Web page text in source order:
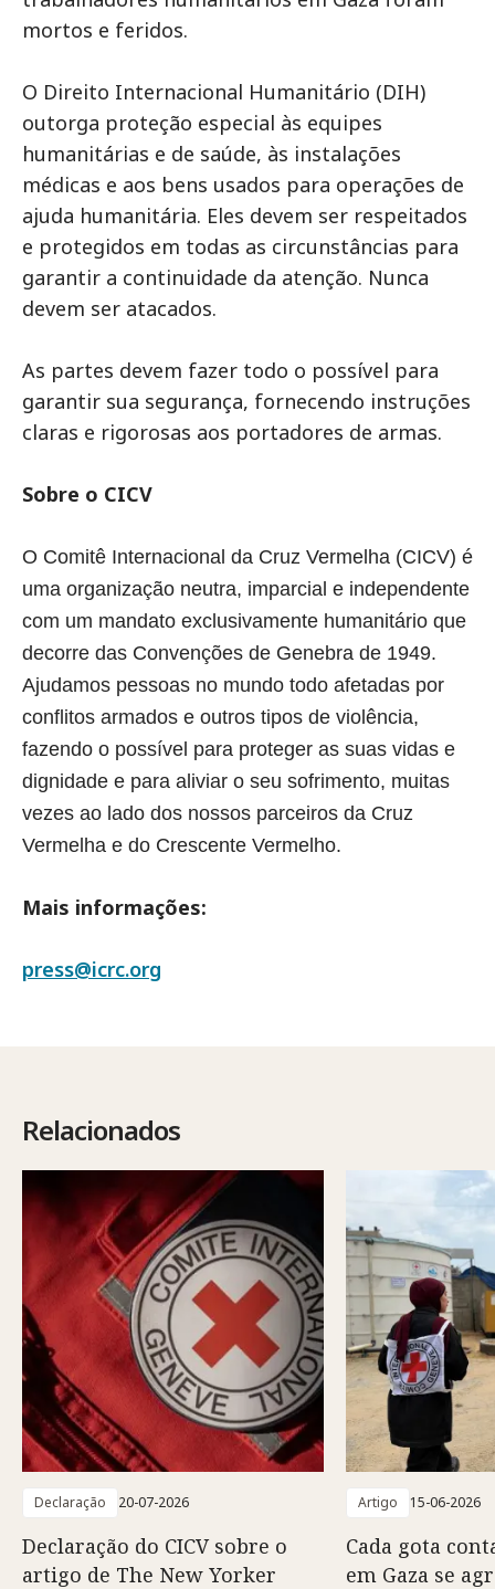
mortos e feridos.
O Direito Internacional Humanitário (DIH)
outorga proteção especial às equipes
humanitárias e de saúde, às instalações
médicas e aos bens usados para operações de
ajuda humanitária. Eles devem ser respeitados
e protegidos em todas as circunstâncias para
garantir a continuidade da atenção. Nunca
devem ser atacados.
As partes devem fazer todo o possível para
garantir sua segurança, fornecendo instruções
claras e rigorosas aos portadores de armas.
Sobre o CICV
O Comitê Internacional da Cruz Vermelha (CICV) é
uma organização neutra, imparcial e independente
com um mandato exclusivamente humanitário que
decorre das Convenções de Genebra de 1949.
Ajudamos pessoas no mundo todo afetadas por
conflitos armados e outros tipos de violência,
fazendo o possível para proteger as suas vidas e
dignidade e para aliviar o seu sofrimento, muitas
vezes ao lado dos nossos parceiros da Cruz
Vermelha e do Crescente Vermelho.
Mais informações:
press@icrc.org
Relacionados
Declaração 20-07-2026
Declaração do CICV sobre o
artigo de The New Yorker
Artigo 15-06-2026
Cada gota
em Gaza se